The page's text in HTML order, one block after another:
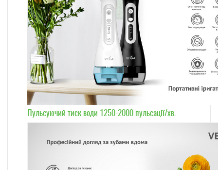
Пульсуючий тиск води 1250-2000 пульсації/хв.